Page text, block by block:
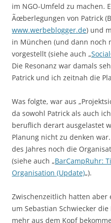
im NGO-Umfeld zu machen.
Ãœberlegungen von Patrick
www.werbeblogger.de) und
in München (und dann noch
vorgestellt (siehe auch „
Die Resonanz war damals
Patrick und ich zeitnah die
Was folgte, war aus
da sowohl Patrick als auch
beruflich derart ausgelastet
Planung nicht zu denken
des Jahres noch die
(siehe auch „BarCampRuhr:
Organisation (Update)„).
Zwischenzeitlich hatten
um Sebastian Schwiecker
mehr aus dem Kopf